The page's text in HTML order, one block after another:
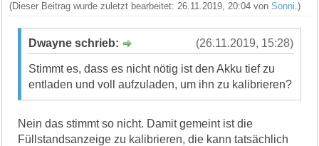
(Dieser Beitrag wurde zuletzt bearbeitet: 26.11.2019, 20:04 vonSonni .)
(26.11.2019, 15:28)
Dwayne schrieb:
Stimmt es, dass es nicht nötig ist den Akku tief zu
entladen und voll aufzuladen, um ihn zu kalibrieren?
Nein das stimmt so nicht. Damit gemeint ist die
Füllstandsanzeige zu kalibrieren, die kann tatsächlich